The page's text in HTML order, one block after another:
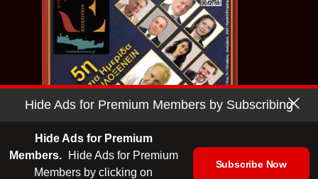
Hide Ads for Premium Members by Subscribing
Hide Ads for Premium
Members.
Hide Ads for Premium
Members by clicking on
Subscribe Now